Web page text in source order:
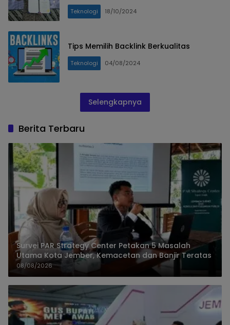
Teknologi 18/10/2024
Tips Memilih Backlink Berkualitas
Teknologi 04/08/2024
Selengkapnya
Berita Terbaru
Survei PAR Strategy Center Petakan 5 Masalah
Utama Kota Jember, Kemacetan dan Banjir Teratas
08/08/2026